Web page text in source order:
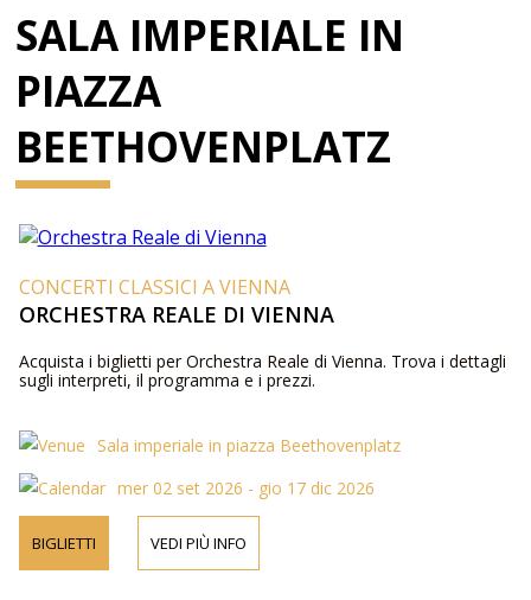
SALA IMPERIALE IN
PIAZZA
BEETHOVENPLATZ
CONCERTI CLASSICI A VIENNA
ORCHESTRA REALE DI VIENNA
Acquista i biglietti per Orchestra Reale di Vienna. Trova i dettagli
sugli interpreti, il programma e i prezzi.
Sala imperiale in piazza Beethovenplatz
mer 02 set 2026 - gio 17 dic 2026
BIGLIETTI VEDI PIÙ INFO